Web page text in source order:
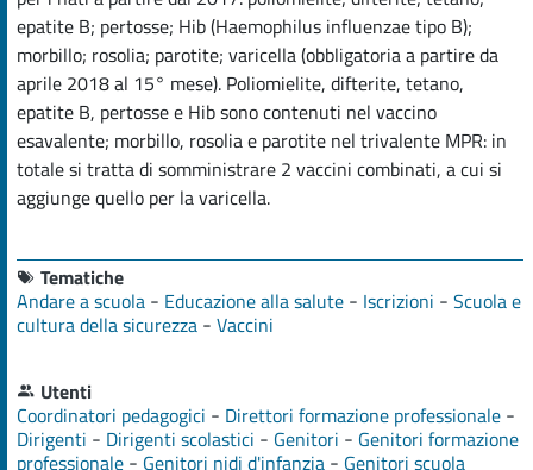
epatite B; pertosse; Hib (Haemophilus influenzae tipo B);
morbillo; rosolia; parotite; varicella (obbligatoria a partire da
aprile 2018 al 15° mese). Poliomielite, difterite, tetano,
epatite B, pertosse e Hib sono contenuti nel vaccino
esavalente; morbillo, rosolia e parotite nel trivalente MPR: in
totale si tratta di somministrare 2 vaccini combinati, a cui si
aggiunge quello per la varicella.
Tematiche
Andare a scuola - Educazione alla salute - Iscrizioni - Scuola e
cultura della sicurezza - Vaccini
Utenti
Coordinatori pedagogici - Direttori formazione professionale -
Dirigenti - Dirigenti scolastici - Genitori - Genitori formazione
professionale - Genitori nidi d'infanzia - Genitori scuola